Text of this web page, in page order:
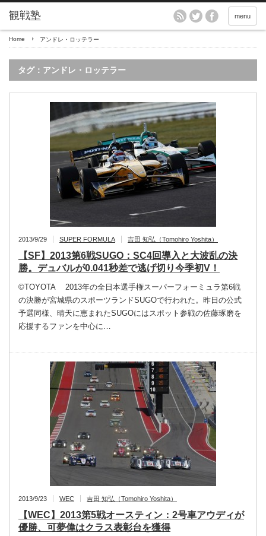
menu
Home アンドレ・ロッテラー
タグ：アンドレ・ロッテラー
2013/9/29 SUPER FORMULA 吉田 知弘（Tomohiro Yoshita）
【SF】2013第6戦SUGO：SC4回導入と大波乱の決
勝。デュバルが0.041秒差で逃げ切り今季初V！
©TOYOTA 2013年の全日本選手権スーパーフォーミュラ第6戦
の決勝が宮城県のスポーツランドSUGOで行われた。昨日の公式
予選同様、晴天に恵まれたSUGOにはスポット参戦の佐藤琢磨を
応援するファンを中心に…
2013/9/23 WEC 吉田 知弘（Tomohiro Yoshita）
【WEC】2013第5戦オースティン：2号車アウディが
優勝、可夢偉はクラス表彰台を獲得